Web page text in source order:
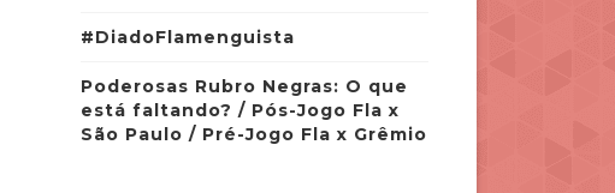
#DiadoFlamenguista
Poderosas Rubro Negras: O que
está faltando? / Pós-Jogo Fla x
São Paulo / Pré-Jogo Fla x Grêmio